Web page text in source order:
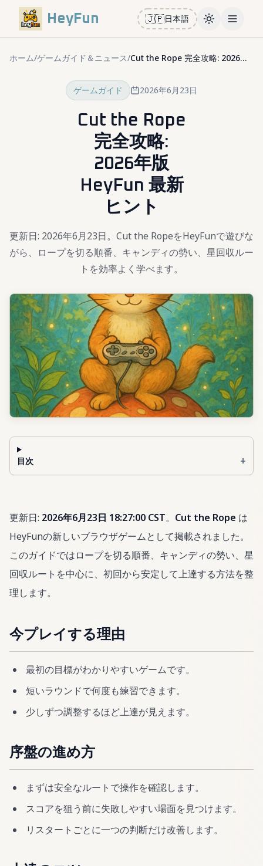
HeyFun 🇯🇵日本語 ToggleOpen
ホーム/ゲームガイド＆ニュース/ Cut the Rope 完全攻略: 2026年版 HeyFun 最新ヒント
ゲームガイド 2026年6月23日
Cut the Rope
完全攻略:
2026年版
HeyFun 最新
ヒント
更新日: 2026年6月23日。Cut the RopeをHeyFunで遊びな
がら、ロープを切る順番、キャンディの勢い、星回収ルー
トを効率よく学べます。
目次 +
更新日: 2026年6月23日 18:27:00 CST。 Cut the Rope は
HeyFunの新しいブラウザゲームとして掲載されました。
このガイドではロープを切る順番、キャンディの勢い、星
回収ルートを中心に、初回から安定して上達する方法を整
理します。
今プレイする理由
最初の目標がわかりやすいゲームです。
短いラウンドで何度も練習できます。
少しずつ調整するほど上達が見えます。
序盤の進め方
まずは安全なルートで操作を確認します。
スコアを狙う前に失敗しやすい場面を見つけます。
リスタートごとに一つの判断だけ改善します。